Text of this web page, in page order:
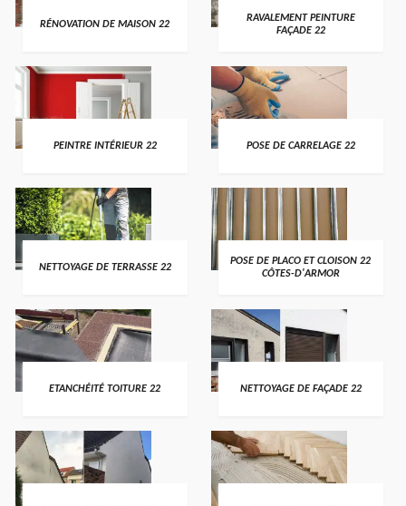
RÉNOVATION DE MAISON 22
RAVALEMENT PEINTURE
FAÇADE 22
PEINTRE INTÉRIEUR 22 POSE DE CARRELAGE 22
NETTOYAGE DE TERRASSE 22
POSE DE PLACO ET CLOISON 22
CÔTES-D'ARMOR
ETANCHÉITÉ TOITURE 22 NETTOYAGE DE FAÇADE 22